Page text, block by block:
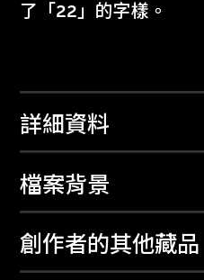
了「22」的字樣。
詳細資料
檔案背景
創作者的其他藏品